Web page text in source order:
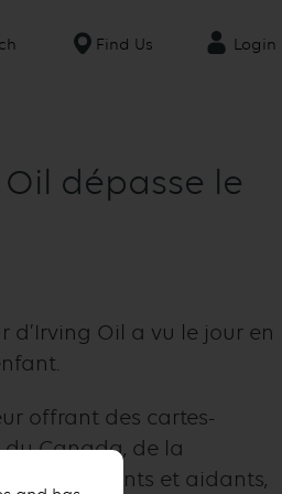
Find Us Login
dépasse le
d’Irving Oil a vu le jour en
offrant des cartes-
du Canada, de la
des parents et aidants,